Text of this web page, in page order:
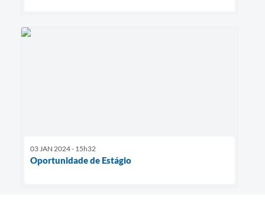
03 JAN 2024 - 15h32
Oportunidade de Estágio